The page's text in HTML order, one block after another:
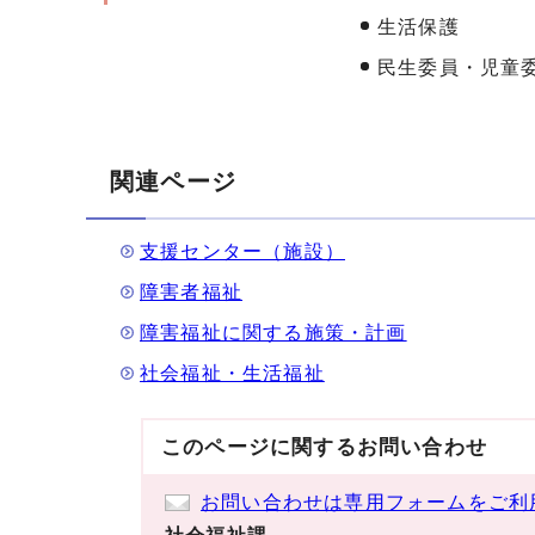
生活保護
民生委員・児童
関連ページ
支援センター（施設）
障害者福祉
障害福祉に関する施策・計画
社会福祉・生活福祉
このページに関するお問い合わせ
お問い合わせは専用フォームをご利